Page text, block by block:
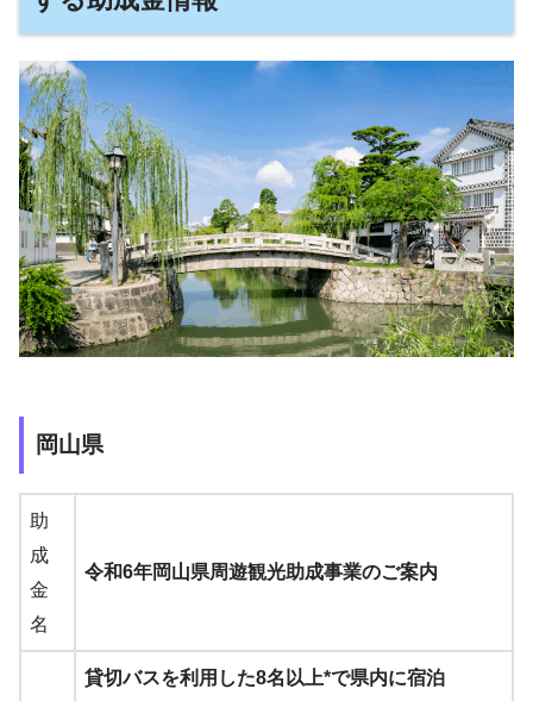
岡山県
助
成
金
名
令和6年岡山県周遊観光助成事業のご案内
貸切バスを利用した8名以上*で県内に宿泊